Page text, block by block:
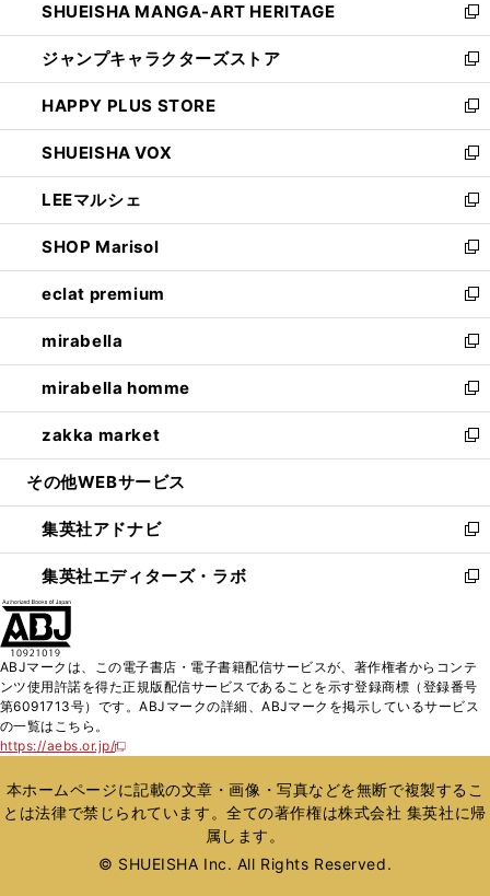
く
で
開
く
い
ウ
ィ
ン
ド
ウ
で
開
く
SHUEISHA MANGA-ART HERITAGE
新
し
い
ウ
ィ
ン
ド
ウ
で
開
く
ジャンプキャラクターズストア
新
し
い
ウ
ィ
ン
ド
ウ
で
開
く
HAPPY PLUS STORE
新
し
い
ウ
ィ
ン
ド
ウ
で
開
く
SHUEISHA VOX
新
し
い
ウ
ィ
ン
ド
ウ
で
開
く
LEEマルシェ
新
し
い
ウ
ィ
ン
ド
ウ
で
開
く
SHOP Marisol
新
し
い
ウ
ィ
ン
ド
ウ
で
開
eclat premium
新
し
い
ウ
ィ
ン
ド
ウ
開
く
mirabella
新
し
い
ウ
ィ
ン
ウ
で
開
く
mirabella homme
新
し
い
ウ
ン
ド
ウ
で
zakka market
新
し
ウ
ィ
ン
ド
く
その他WEBサービス
集英社アドナビ
新
し
い
ド
ウ
で
集英社エディターズ・ラボ
新
ィ
ン
ド
開
く
ABJマークは、この電子書店・電子書籍配信サービスが、著作権者からコンテ
ンツ使用許諾を得た正規版配信サービスであることを示す登録商標（登録番号
第6091713号）です。ABJマークの詳細、ABJマークを掲示しているサービス
の一覧はこちら。
https://aebs.or.jp/
新
い
ウ
ィ
ウ
本ホームページに記載の文章・画像・写真などを無断で複製するこ
とは法律で禁じられています。全ての著作権は株式会社 集英社に帰
属します。
© SHUEISHA Inc. All Rights Reserved.